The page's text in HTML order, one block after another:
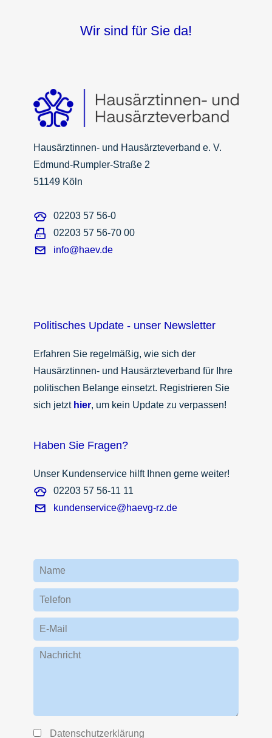
Wir sind für Sie da!
Hausärztinnen- und Hausärzteverband e. V.
Edmund-Rumpler-Straße 2
51149 Köln
02203 57 56-0
02203 57 56-70 00
info@haev.de
Politisches Update - unser Newsletter
Erfahren Sie regelmäßig, wie sich der
Hausärztinnen- und Hausärzteverband für Ihre
politischen Belange einsetzt. Registrieren Sie
sich jetzt hier, um kein Update zu verpassen!
Haben Sie Fragen?
Unser Kundenservice hilft Ihnen gerne weiter!
02203 57 56-11 11
kundenservice@haevg-rz.de
Name
Telefon
E-Mail
Nachricht
Datenschutzerklärung